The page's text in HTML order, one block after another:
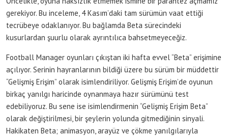
gerekiyor. Bu inceleme, 4 Kasım’daki tam sürümün vaat ettiği
tecrübeye odaklanıyor. Bu bağlamda Beta sürecindeki
kusurlardan şuurlu olarak ayrıntılıca bahsetmeyeceğiz.
Football Manager oyunları çıkıştan iki hafta evvel “Beta” erişimine
açılıyor. Serinin hayranlarının bildiği üzere bu sürüm bir müddettir
“Gelişmiş Erişim” olarak isimlendiriliyor. Gelişmiş Erişim’de oyunun
birkaç yanılgı haricinde oynanmaya hazır sürümünü test
edebiliyoruz. Bu sene ise isimlendirmenin “Gelişmiş Erişim Beta”
olarak değiştirilmesi, bir şeylerin yolunda gitmediğinin sinyali.
Hakikaten Beta; animasyon, arayüz ve çökme yanılgılarıyla